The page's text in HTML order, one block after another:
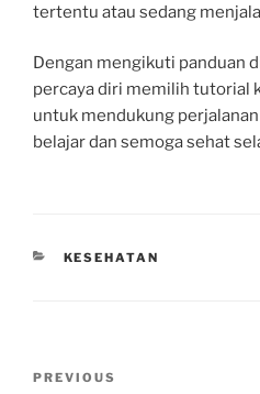
tertentu atau sedang
Dengan mengikuti panduan
percaya diri memilih tutorial
untuk mendukung
belajar dan semoga sehat
CATEGORIES
KESEHATAN
Previous
PREVIOUS